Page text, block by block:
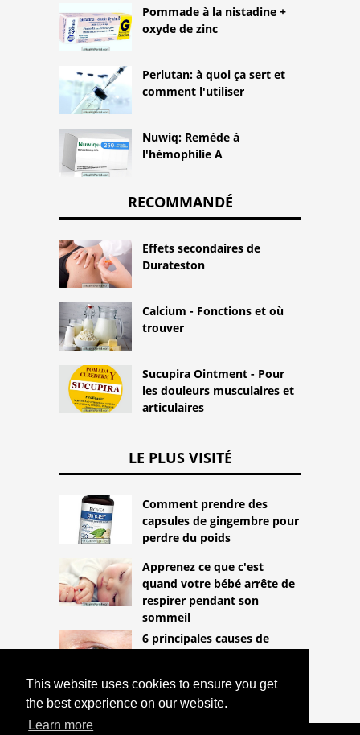
This website uses cookies to ensure you get
the best experience on our website.
Learn more
Pommade à la nistadine +
oxyde de zinc
Perlutan: à quoi ça sert et
comment l'utiliser
Nuwiq: Remède à
l'hémophilie A
RECOMMANDÉ
Effets secondaires de
Durateston
Calcium - Fonctions et où
trouver
Sucupira Ointment - Pour
les douleurs musculaires et
articulaires
LE PLUS VISITÉ
Comment prendre des
capsules de gingembre pour
perdre du poids
Apprenez ce que c'est
quand votre bébé arrête de
respirer pendant son
sommeil
6 principales causes de